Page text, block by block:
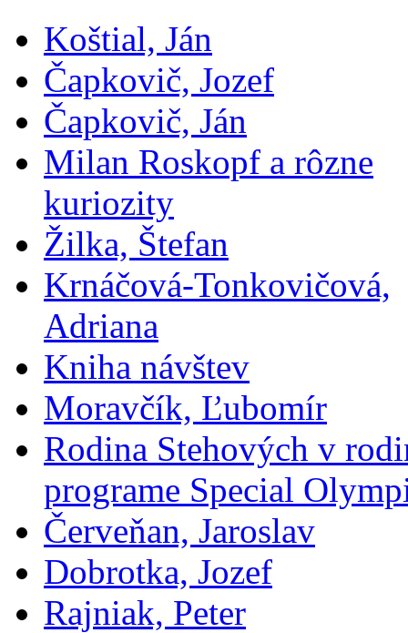
Koštial, Ján
Čapkovič, Jozef
Čapkovič, Ján
Milan Roskopf a rôzne
kuriozity
Žilka, Štefan
Krnáčová-Tonkovičová,
Adriana
Kniha návštev
Moravčík, Ľubomír
Rodina Stehových v
programe Special
Červeňan, Jaroslav
Dobrotka, Jozef
Rajniak, Peter